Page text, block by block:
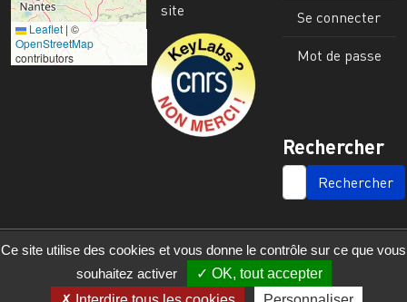
Leaflet | ©
OpenStreetMap
contributors
site
Image
Se connecter
Mot de passe
Rechercher
SEARCH
Ce site utilise des cookies et vous donne le contrôle sur ce que vous
souhaitez activer
OK, tout accepter